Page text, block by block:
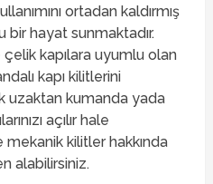
ortadan kaldırmış
hayat sunmaktadır.
çelik kapılara uyumlu olan
kapı kilitlerini
uzaktan kumanda yada
açılır hale
kilitler hakkında
alabilirsiniz.